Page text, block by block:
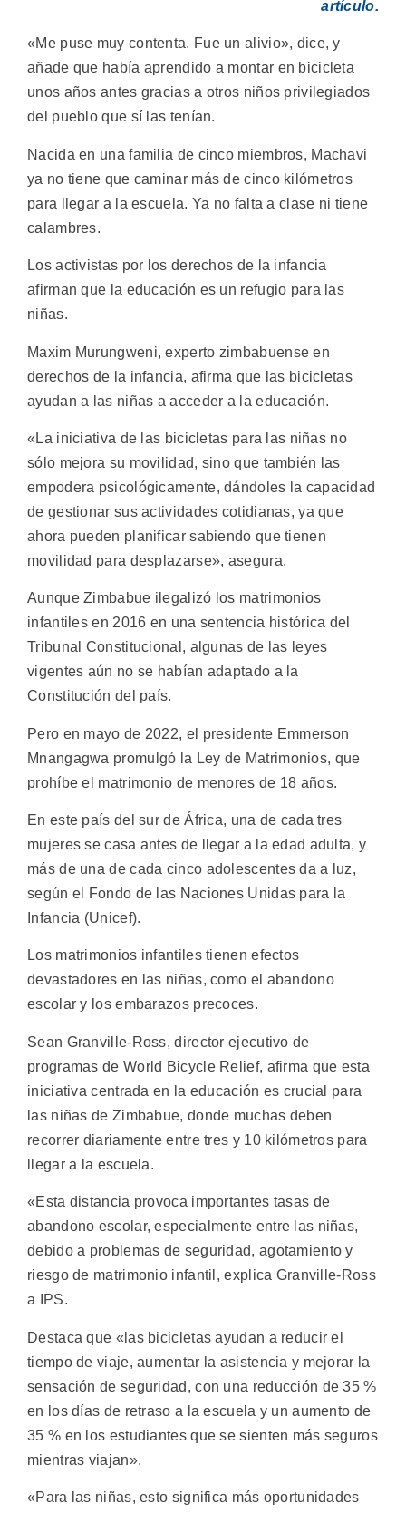
artículo.
«Me puse muy contenta. Fue un alivio», dice, y
añade que había aprendido a montar en bicicleta
unos años antes gracias a otros niños privilegiados
del pueblo que sí las tenían.
Nacida en una familia de cinco miembros, Machavi
ya no tiene que caminar más de cinco kilómetros
para llegar a la escuela. Ya no falta a clase ni tiene
calambres.
Los activistas por los derechos de la infancia
afirman que la educación es un refugio para las
niñas.
Maxim Murungweni, experto zimbabuense en
derechos de la infancia, afirma que las bicicletas
ayudan a las niñas a acceder a la educación.
«La iniciativa de las bicicletas para las niñas no
sólo mejora su movilidad, sino que también las
empodera psicológicamente, dándoles la capacidad
de gestionar sus actividades cotidianas, ya que
ahora pueden planificar sabiendo que tienen
movilidad para desplazarse», asegura.
Aunque Zimbabue ilegalizó los matrimonios
infantiles en 2016 en una sentencia histórica del
Tribunal Constitucional, algunas de las leyes
vigentes aún no se habían adaptado a la
Constitución del país.
Pero en mayo de 2022, el presidente Emmerson
Mnangagwa promulgó la Ley de Matrimonios, que
prohíbe el matrimonio de menores de 18 años.
En este país del sur de África, una de cada tres
mujeres se casa antes de llegar a la edad adulta, y
más de una de cada cinco adolescentes da a luz,
según el Fondo de las Naciones Unidas para la
Infancia (Unicef).
Los matrimonios infantiles tienen efectos
devastadores en las niñas, como el abandono
escolar y los embarazos precoces.
Sean Granville-Ross, director ejecutivo de
programas de World Bicycle Relief, afirma que esta
iniciativa centrada en la educación es crucial para
las niñas de Zimbabue, donde muchas deben
recorrer diariamente entre tres y 10 kilómetros para
llegar a la escuela.
«Esta distancia provoca importantes tasas de
abandono escolar, especialmente entre las niñas,
debido a problemas de seguridad, agotamiento y
riesgo de matrimonio infantil, explica Granville-Ross
a IPS.
Destaca que «las bicicletas ayudan a reducir el
tiempo de viaje, aumentar la asistencia y mejorar la
sensación de seguridad, con una reducción de 35 %
en los días de retraso a la escuela y un aumento de
35 % en los estudiantes que se sienten más seguros
mientras viajan».
«Para las niñas, esto significa más oportunidades